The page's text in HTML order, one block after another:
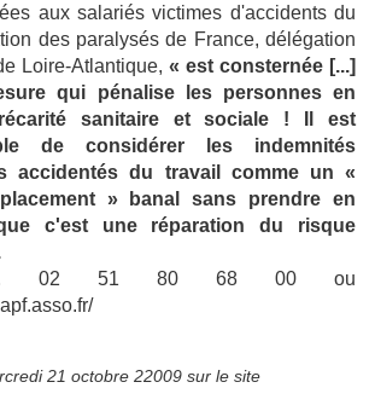
aux salariés victimes d'accidents du
des paralysés de France, délégation
Loire-Atlantique, « est consternée [...]
qui pénalise les personnes en
sanitaire et sociale ! Il est
de considérer les indemnités
accidentés du travail comme un «
» banal sans prendre en
c'est une réparation du risque
02 51 80 68 00 ou
21 octobre 22009 sur le site